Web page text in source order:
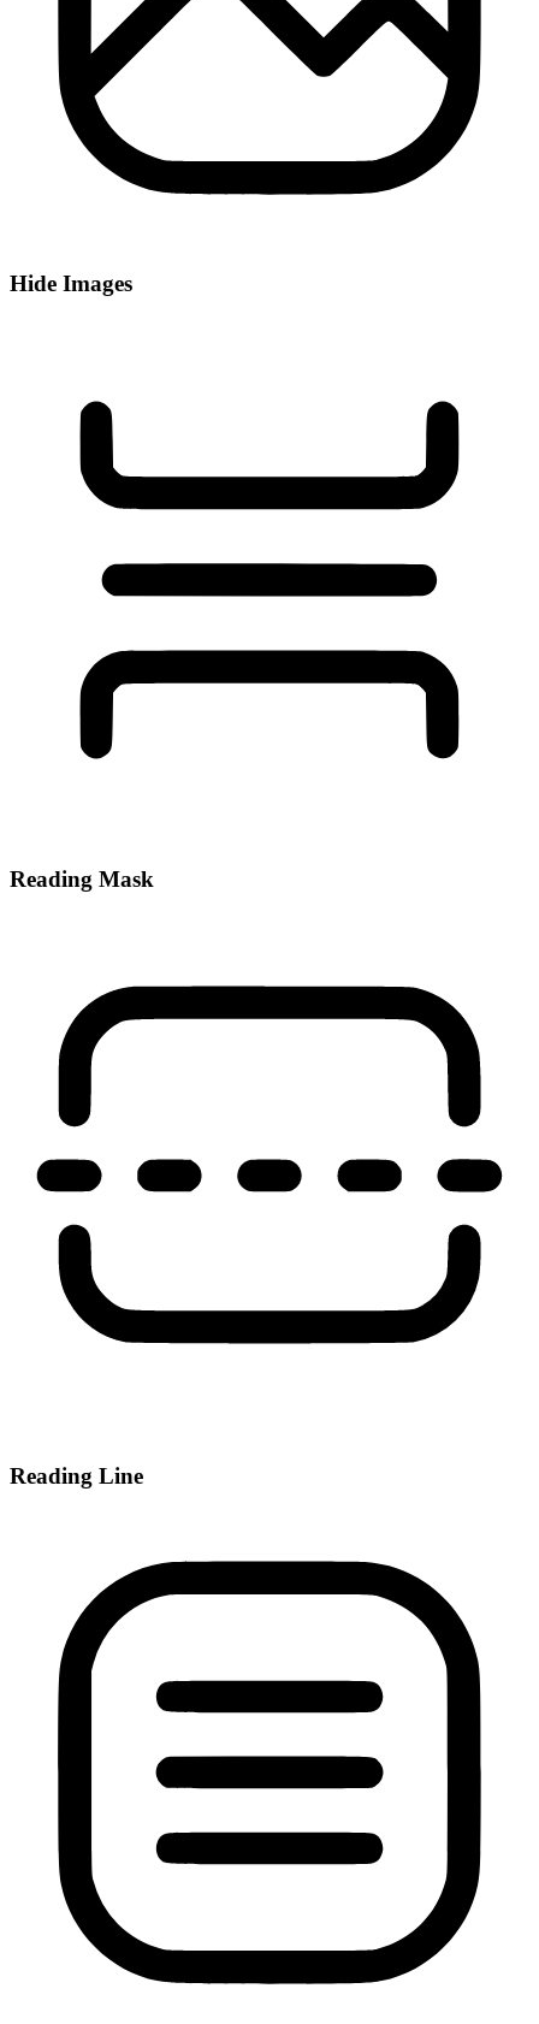
Hide Images
Reading Mask
Reading Line